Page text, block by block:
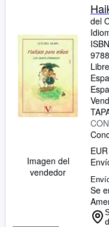
Imagen del
vendedor
del
Se